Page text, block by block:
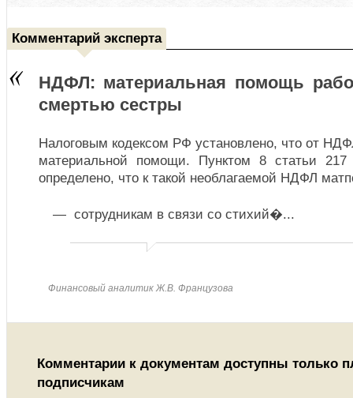
Комментарий эксперта
НДФЛ: материальная помощь
смертью сестры
Налоговым кодексом РФ установлено, что от
материальной помощи. Пунктом 8 статьи 217
определено, что к такой необлагаемой НДФЛ
сотрудникам в связи со стихий�...
Финансовый аналитик Ж.В. Французова
Комментарии к документам доступны только
подписчикам